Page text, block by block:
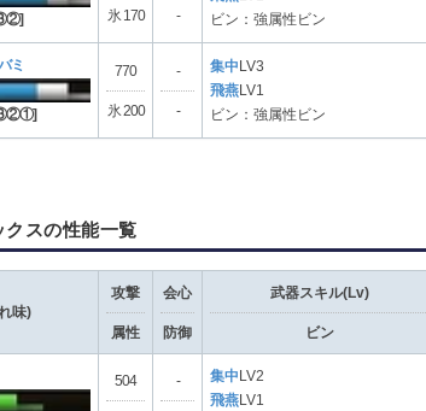
氷 170 -
ビン：強属性ビン
ミ 770
氷 200
-
-
集中 LV3
飛燕 LV1
ビン：強属性ビン
クスの性能一覧
味)
攻撃
属性
会心
防御
武器スキル(Lv)
ビン
504 - 集中 LV2
飛燕 LV1